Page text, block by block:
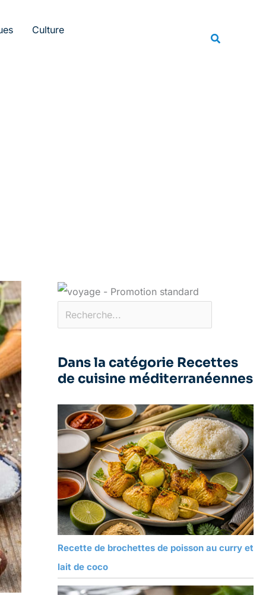
Culture
Dans la catégorie Recettes
de cuisine méditerranéennes
Recette de brochettes de poisson au curry et
lait de coco